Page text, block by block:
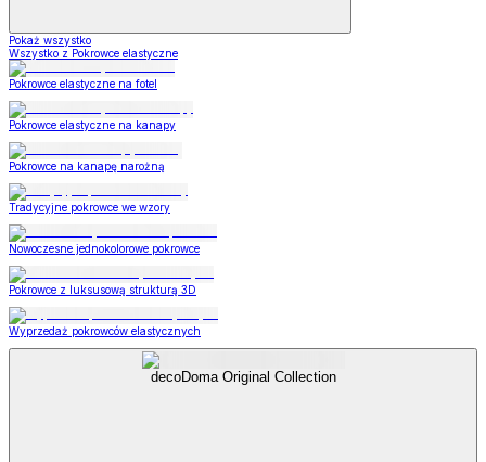
Pokaż wszystko
Wszystko z Pokrowce elastyczne
Pokrowce elastyczne na fotel
Pokrowce elastyczne na kanapy
Pokrowce na kanapę narożną
Tradycyjne pokrowce we wzory
Nowoczesne jednokolorowe pokrowce
Pokrowce z luksusową strukturą 3D
Wyprzedaż pokrowców elastycznych
decoDoma Original Collection